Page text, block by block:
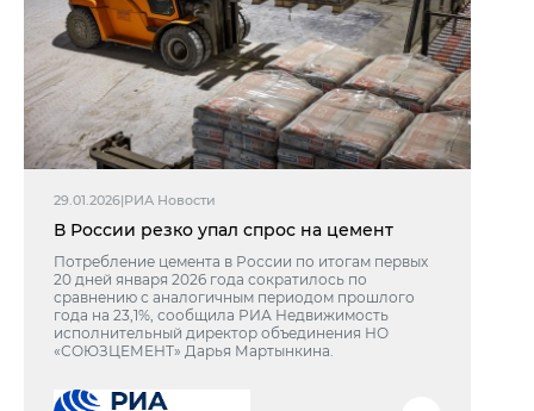
29.01.2026|РИА Новости
В России резко упал спрос на цемент
Потребление цемента в России по итогам первых
20 дней января 2026 года сократилось по
сравнению с аналогичным периодом прошлого
года на 23,1%, сообщила РИА Недвижимость
исполнительный директор объединения НО
«СОЮЗЦЕМЕНТ» Дарья Мартынкина.